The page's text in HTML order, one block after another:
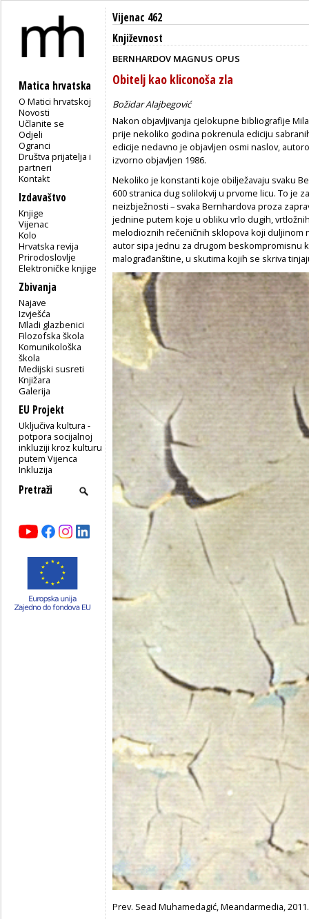
Matica hrvatska
O Matici hrvatskoj
Novosti
Učlanite se
Odjeli
Ogranci
Društva prijatelja i
partneri
Kontakt
Izdavaštvo
Knjige
Vijenac
Kolo
Hrvatska revija
Prirodoslovlje
Elektroničke knjige
Zbivanja
Najave
Izvješća
Mladi glazbenici
Filozofska škola
Komunikološka
škola
Medijski susreti
Knjižara
Galerija
EU Projekt
Uključiva kultura -
potpora socijalnoj
inkluziji kroz kulturu
putem Vijenca
Inkluzija
Vijenac 462
Književnost
BERNHARDOV MAGNUS OPUS
Obitelj kao kliconoša zla
Božidar Alajbegović
Nakon objavljivanja cjelokupne bibliografije
prije nekoliko godina pokrenula ediciju
edicije nedavno je objavljen osmi naslov,
izvorno objavljen 1986.
Nekoliko je konstanti koje obilježavaju svaku
600 stranica dug solilokvij u prvome licu. To je
neizbježnosti – svaka Bernhardova proza
jednine putem koje u obliku vrlo dugih,
melodioznih rečeničnih sklopova koji
autor sipa jednu za drugom beskompromisnu
malograđanštine, u skutima kojih se skriva
Prev. Sead Muhamedagić, Meandarmedia, 2011.